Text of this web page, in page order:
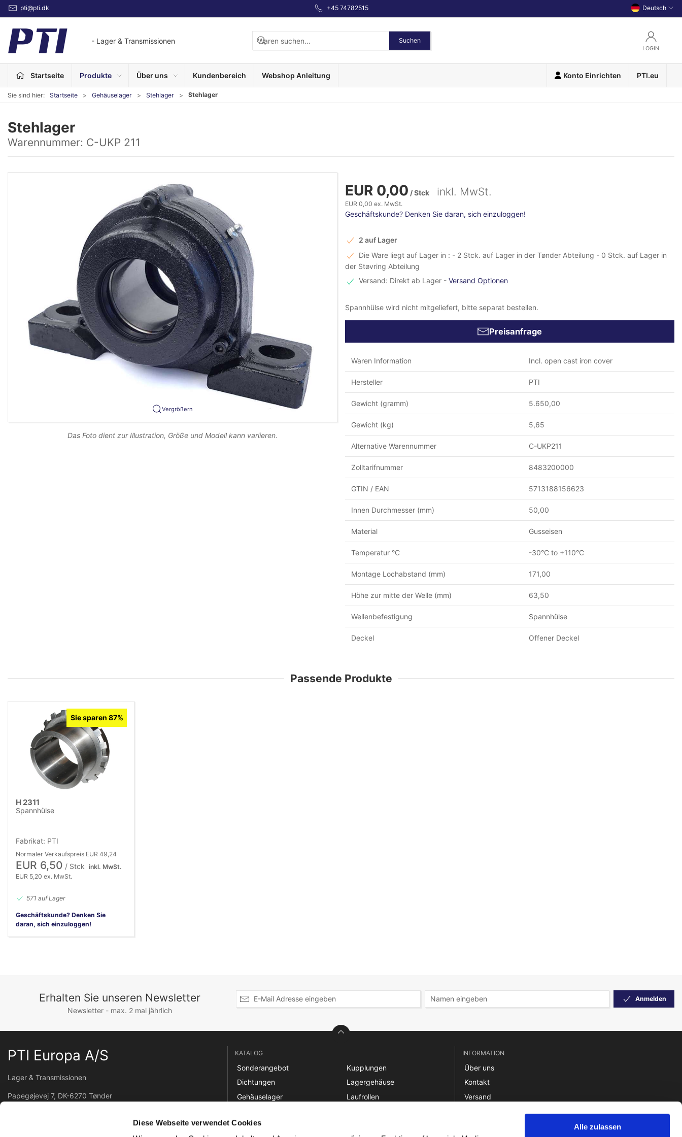
Diese Webseite verwendet Cookies
Alle zulassen
pti@pti.dk +45 74782515 Deutsch
- Lager & Transmissionen Suchen
LOGIN
Startseite Produkte Über uns Kundenbereich Webshop Anleitung Konto Einrichten PTI.eu
Sie sind hier: Startseite Gehäuselager Stehlager Stehlager
Stehlager
Warennummer: C-UKP 211
Vergrößern
Das Foto dient zur Illustration, Größe und Modell kann variieren.
EUR 0,00 / Stck inkl. MwSt.
EUR 0,00 ex. MwSt.
Geschäftskunde? Denken Sie daran, sich einzuloggen!
2 auf Lager
Die Ware liegt auf Lager in : - 2 Stck. auf Lager in der Tønder Abteilung - 0 Stck. auf Lager in
der Støvring Abteilung
Versand: Direkt ab Lager - Versand Optionen
Spannhülse wird nicht mitgeliefert, bitte separat bestellen.
Preisanfrage
Waren Information Incl. open cast iron cover
Hersteller PTI
Gewicht (gramm) 5.650,00
Gewicht (kg) 5,65
Alternative Warennummer C-UKP211
Zolltarifnummer 8483200000
GTIN / EAN 5713188156623
Innen Durchmesser (mm) 50,00
Material Gusseisen
Temperatur °C -30°C to +110°C
Montage Lochabstand (mm) 171,00
Höhe zur mitte der Welle (mm) 63,50
Wellenbefestigung Spannhülse
Deckel Offener Deckel
Passende Produkte
Sie sparen 87%
H 2311
Spannhülse
Fabrikat: PTI
Normaler Verkaufspreis EUR 49,24
EUR 6,50 / Stck inkl. MwSt.
EUR 5,20 ex. MwSt.
571 auf Lager
Geschäftskunde? Denken Sie
daran, sich einzuloggen!
Erhalten Sie unseren Newsletter
Newsletter - max. 2 mal jährlich
Anmelden
PTI Europa A/S
Lager & Transmissionen
Papegøjevej 7, DK-6270 Tønder
KATALOG
Sonderangebot
Dichtungen
Gehäuselager
Gleitbuchsen
Kupplungen
Lagergehäuse
Laufrollen
INFORMATION
Über uns
Kontakt
Versand